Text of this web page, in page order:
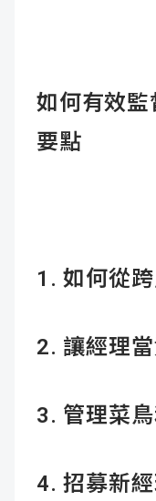
如何有效監
要點
1. 如何從
2. 讓經理
3. 管理菜
4. 招募新